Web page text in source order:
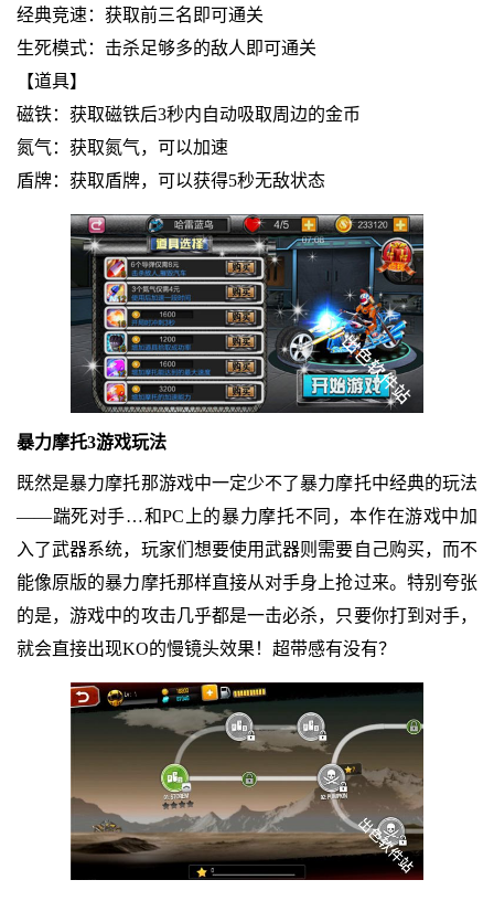
经典竞速：获取前三名即可通关
生死模式：击杀足够多的敌人即可通关
【道具】
磁铁：获取磁铁后3秒内自动吸取周边的金币
氮气：获取氮气，可以加速
盾牌：获取盾牌，可以获得5秒无敌状态
暴力摩托3游戏玩法
既然是暴力摩托那游戏中一定少不了暴力摩托中经典的玩法
——踹死对手…和PC上的暴力摩托不同，本作在游戏中加
入了武器系统，玩家们想要使用武器则需要自己购买，而不
能像原版的暴力摩托那样直接从对手身上抢过来。特别夸张
的是，游戏中的攻击几乎都是一击必杀，只要你打到对手，
就会直接出现KO的慢镜头效果！超带感有没有？